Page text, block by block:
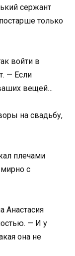
сержант
только
войти в
— Если
вещей…
на свадьбу,
плечами
с
Анастасия
— И у
она не